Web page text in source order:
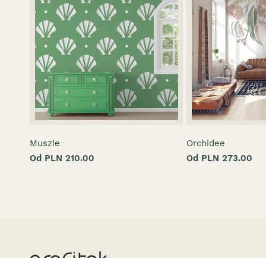
Muszle
Od PLN 210.00
Orchidee
Od PLN 273.00